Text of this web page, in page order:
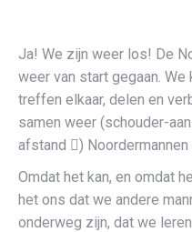
Ja! We zijn weer los! De
weer van start gegaan. We
treffen elkaar, delen en
samen weer (schouder-
afstand ) Noordermannen
Omdat het kan, en omdat
het ons dat we andere
onderweg zijn, dat we